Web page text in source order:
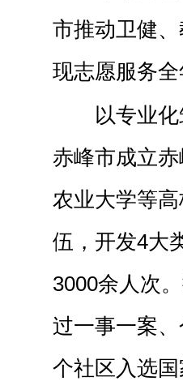
市推动卫健
现志愿服务全
以专业
赤峰市成立
农业大学等
伍，开发4大
3000余人次
过一事一案
个社区入选